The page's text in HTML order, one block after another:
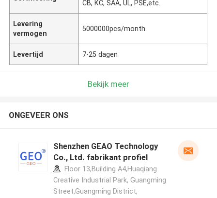
CB, KC, SAA, UL, PSE,etc.
Levering
vermogen
5000000pcs/month
Levertijd 7-25 dagen
Bekijk meer
ONGEVEER ONS
Shenzhen GEAO Technology
Co., Ltd. fabrikant profiel
Floor 13,Building A4,Huaqiang
Creative Industrial Park, Guangming
Street,Guangming District,